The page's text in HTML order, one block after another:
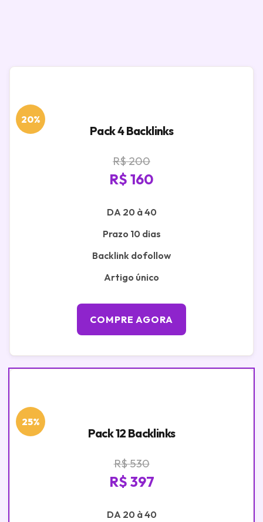
20%
Pack 4 Backlinks
R$ 200
R$ 160
DA 20 à 40
Prazo 10 dias
Backlink dofollow
Artigo único
COMPRE AGORA
25%
Pack 12 Backlinks
R$ 530
R$ 397
DA 20 à 40